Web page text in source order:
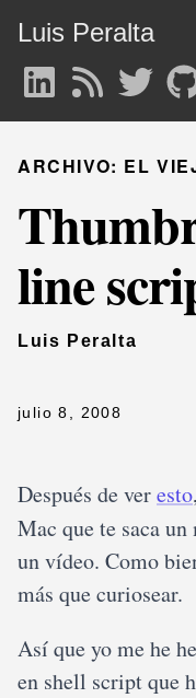
Luis Peralta
ARCHIVO: EL
line
Luis Peralta
julio 8, 2008
Después de veresto
Mac que te saca
un vídeo. Como
más que curiosear.
Así que yo me he
en shell script que